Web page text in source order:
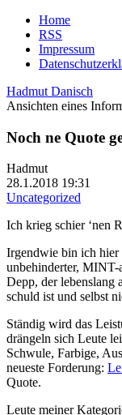
Home
RSS
Impressum
Hadmut Danisch
Ansichten eines
Noch ne Quote
Hadmut
28.1.2018 19:31
Uncategorized
Ich krieg schier ‘nen
Irgendwie bin ich hier
unbehinderter, MINT-
Depp, der lebenslang
schuld ist und selbst
Ständig wird das
drängeln sich Leute
Schwule, Farbige,
neueste Forderung:
Quote.
Leute meiner